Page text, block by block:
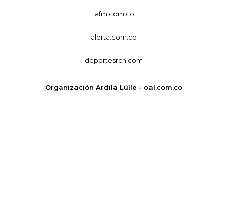
lafm.com.co
alerta.com.co
deportesrcn.com
Organización Ardila Lülle - oal.com.co